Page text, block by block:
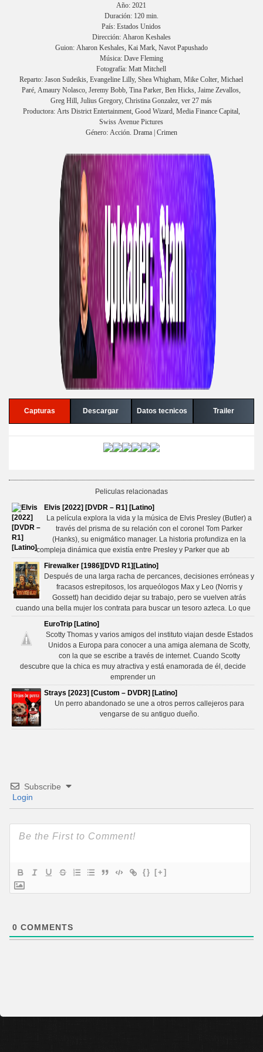
Año: 2021
Duración: 120 min.
País: Estados Unidos
Dirección: Aharon Keshales
Guion: Aharon Keshales, Kai Mark, Navot Papushado
Música: Dave Fleming
Fotografía: Matt Mitchell
Reparto: Jason Sudeikis, Evangeline Lilly, Shea Whigham, Mike Colter, Michael
Paré, Amaury Nolasco, Jeremy Bobb, Tina Parker, Ben Hicks, Jaime Zevallos,
Greg Hill, Julius Gregory, Christina Gonzalez, ver 27 más
Productora: Arts District Entertainment, Good Wizard, Media Finance Capital,
Swiss Avenue Pictures
Género: Acción. Drama | Crimen
Capturas Descargar Datos tecnicos Trailer
Peliculas relacionadas
Elvis [2022] [DVDR – R1] [Latino]
La película explora la vida y la música de Elvis Presley (Butler) a
través del prisma de su relación con el coronel Tom Parker
(Hanks), su enigmático manager. La historia profundiza en la
compleja dinámica que existía entre Presley y Parker que ab
Firewalker [1986][DVD R1][Latino]
Después de una larga racha de percances, decisiones erróneas y
fracasos estrepitosos, los arqueólogos Max y Leo (Norris y
Gossett) han decidido dejar su trabajo, pero se vuelven atrás
cuando una bella mujer los contrata para buscar un tesoro azteca. Lo que
EuroTrip [Latino]
Scotty Thomas y varios amigos del instituto viajan desde Estados
Unidos a Europa para conocer a una amiga alemana de Scotty,
con la que se escribe a través de internet. Cuando Scotty
descubre que la chica es muy atractiva y está enamorada de él, decide
emprender un
Strays [2023] [Custom – DVDR] [Latino]
Un perro abandonado se une a otros perros callejeros para
vengarse de su antiguo dueño.
Subscribe
Login
{} [+]
0 COMMENTS